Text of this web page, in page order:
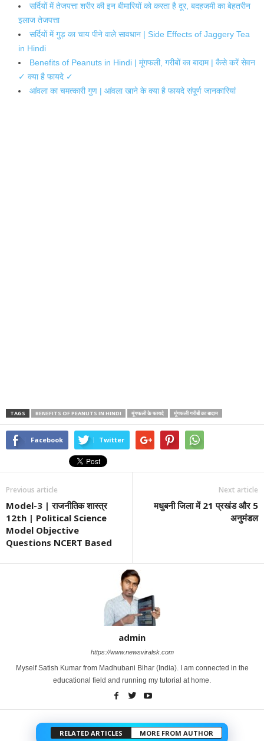
सर्दियों में तेजपत्ता शरीर की इन बीमारियों को करता है दूर, बदहजमी का बेहतरीन
इलाज तेजपत्ता
सर्दियों में गुड़ का चाय पीने वाले सावधान | Side Effects of Jaggery Tea
in Hindi
Benefits of Peanuts in Hindi | मूंगफली, गरीबों का बादाम | कैसे करें सेवन
✓ क्या है फायदे ✓
आंवला का चमत्कारी गुण | आंवला खाने के क्या है फायदे संपूर्ण जानकारियां
TAGS BENEFITS OF PEANUTS IN HINDI मूंगफली के फायदे मूंगफली गरीबों का बादाम
Facebook Twitter
Previous article
Model-3 | राजनीतिक शास्त्र
12th | Political Science
Model Objective
Questions NCERT Based
Next article
मधुबनी जिला में 21 प्रखंड और 5
अनुमंडल
admin
https://www.newsviralsk.com
Myself Satish Kumar from Madhubani Bihar (India). I am connected in the
educational field and running my tutorial at home.
RELATED ARTICLES MORE FROM AUTHOR